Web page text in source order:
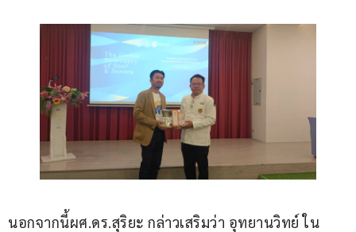
นอกจากนี้ผศ.ดร.สุริยะ กล่าวเสริมว่า อุทยานวิทย์ ใน